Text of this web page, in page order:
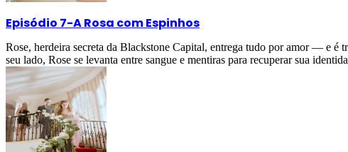
Episódio 7-A Rosa com Espinhos
Rose, herdeira secreta da Blackstone Capital, entrega tudo por amor — e é
seu lado, Rose se levanta entre sangue e mentiras para recuperar sua